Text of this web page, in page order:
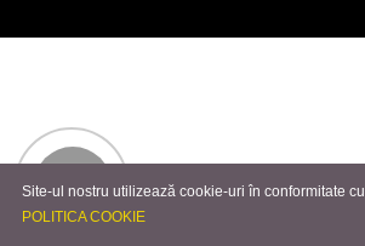
Site-ul nostru utilizează cookie-uri în conformitate cu
POLITICA COOKIE